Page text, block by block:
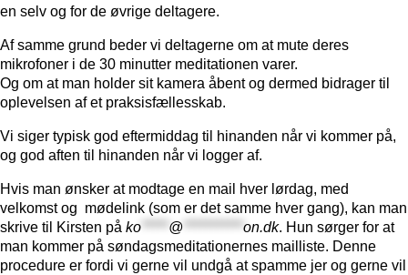
en selv og for de øvrige deltagere.
Af samme grund beder vi deltagerne om at mute deres
mikrofoner i de 30 minutter meditationen varer.
Og om at man holder sit kamera åbent og dermed bidrager til
oplevelsen af et praksisfællesskab.
Vi siger typisk god eftermiddag til hinanden når vi kommer på,
og god aften til hinanden når vi logger af.
Hvis man ønsker at modtage en mail hver lørdag, med
velkomst og mødelink (som er det samme hver gang), kan man
skrive til Kirsten på ko ***** @ ***********on.dk. Hun sørger for at
man kommer på søndagsmeditationernes mailliste. Denne
procedure er fordi vi gerne vil undgå at spamme jer og gerne vil